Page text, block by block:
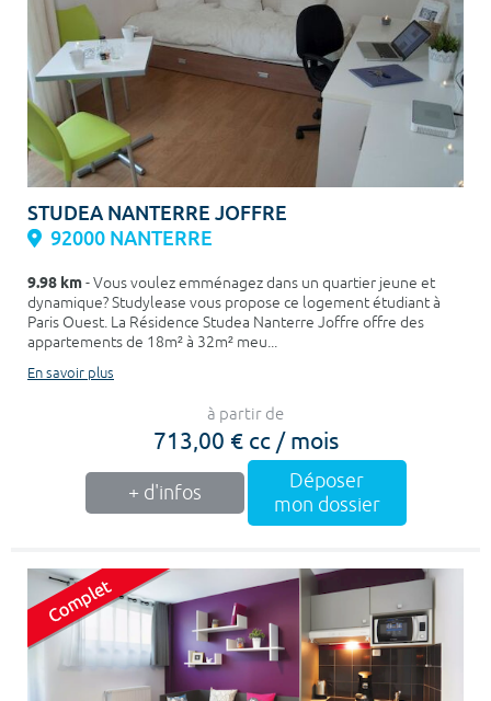
STUDEA NANTERRE JOFFRE
92000 NANTERRE
9.98 km- Vous voulez emménagez dans un quartier jeune et
dynamique? Studylease vous propose ce logement étudiant à
Paris Ouest. La Résidence Studea Nanterre Joffre offre des
appartements de 18m² à 32m² meu...
En savoir plus
à partir de
713,00 € cc / mois
+ d'infos
Déposer
mon dossier